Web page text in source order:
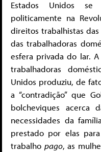
Estados Unidos se
politicamente na
direitos trabalhistas
das trabalhadoras
esfera privada do lar.
trabalhadoras
Unidos produziu, de
a “contradição” que
bolcheviques acerca
necessidades da
prestado por elas
trabalho pago, as